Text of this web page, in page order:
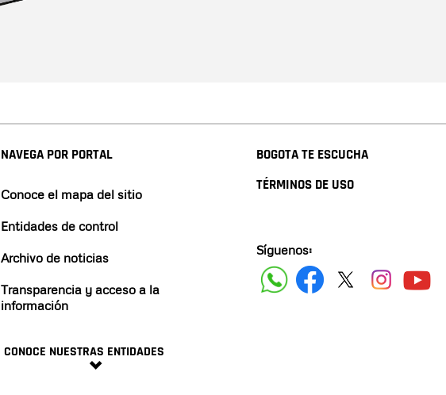
NAVEGA POR PORTAL
Conoce el mapa del sitio
Entidades de control
Archivo de noticias
Transparencia y acceso a la
información
CONOCE NUESTRAS ENTIDADES
BOGOTA TE ESCUCHA
TÉRMINOS DE USO
Síguenos: